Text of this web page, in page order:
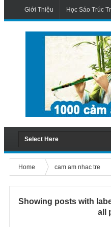
Giới Thiệu Học Sáo Trúc
Home cam am nhac tre
Showing posts with
all